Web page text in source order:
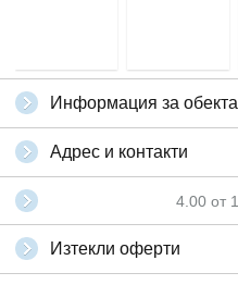
Информация за обекта
Адрес и контакти
4.00 от 1
Изтекли оферти